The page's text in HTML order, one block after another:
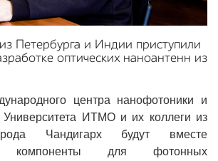
Петербурга и Индии приступили
оптических наноантенн из
центра нанофотоники и
Университета ИТМО и их коллеги из
Чандигарх будут вместе
компоненты для фотонных